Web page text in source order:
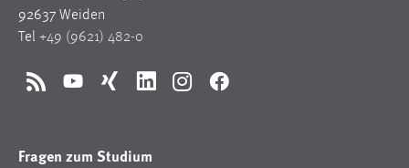
92637 Weiden
Tel +49 (9621) 482-0
RSS YouTubeXing LinkedInInstagramFacebook
Fragen zum Studium
Anbieter: